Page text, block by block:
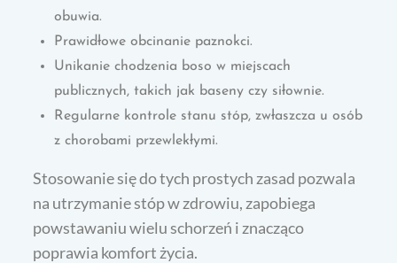
obuwia.
Prawidłowe obcinanie paznokci.
Unikanie chodzenia boso w miejscach
publicznych, takich jak baseny czy siłownie.
Regularne kontrole stanu stóp, zwłaszcza u osób
z chorobami przewlekłymi.
Stosowanie się do tych prostych zasad pozwala
na utrzymanie stóp w zdrowiu, zapobiega
powstawaniu wielu schorzeń i znacząco
poprawia komfort życia.